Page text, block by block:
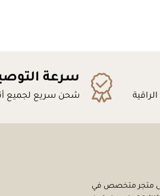
سرعة
شحن سريع لجميع
إلى متجر متخصص في